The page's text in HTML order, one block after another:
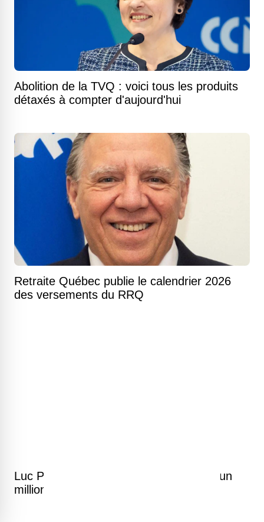
Abolition de la TVQ : voici tous les produits
détaxés à compter d'aujourd'hui
Retraite Québec publie le calendrier 2026
des versements du RRQ
Luc Poirier dévoile qu'il dépense plus d'un
million de dollars par mois